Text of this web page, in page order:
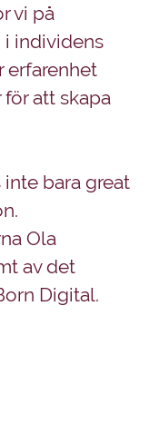
vi på
i individens
erfarenhet
att skapa
bara great
Ola
av det
Digital.